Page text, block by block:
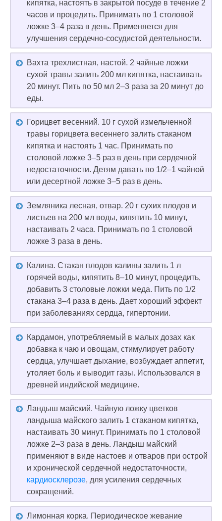
кипятка, настоять в закрытой посуде в течение 2
часов и процедить. Принимать по 1 столовой
ложке 3–4 раза в день. Применяется для
улучшения сердечно-сосудистой деятельности.
Вахта трехлистная, настой. 2 чайные ложки
сухой травы залить 200 мл кипятка, настаивать
20 минут. Пить по 50 мл 2–3 раза за 20 минут до
еды.
Горицвет весенний. 10 г сухой измельченной
травы горицвета весеннего залить стаканом
кипятка и настоять 1 час. Принимать по
столовой ложке 3–5 раз в день при сердечной
недостаточности. Детям давать по 1/2–1 чайной
или десертной ложке 3–5 раз в день.
Земляника лесная, отвар. 20 г сухих плодов и
листьев на 200 мл воды, кипятить 10 минут,
настаивать 2 часа. Принимать по 1 столовой
ложке 3 раза в день.
Калина. Стакан плодов калины залить 1 л
горячей воды, кипятить 8–10 минут, процедить,
добавить 3 столовые ложки меда. Пить по 1/2
стакана 3–4 раза в день. Дает хороший эффект
при заболеваниях сердца, гипертонии.
Кардамон, употребляемый в малых дозах как
добавка к чаю и овощам, стимулирует работу
сердца, улучшает дыхание, возбуждает аппетит,
утоляет боль и выводит газы. Использовался в
древней индийской медицине.
Ландыш майский. Чайную ложку цветков
ландыша майского залить 1 стаканом кипятка,
настаивать 30 минут. Принимать по 1 столовой
ложке 2–3 раза в день. Ландыш майский
применяют в виде настоев и отваров при острой
и хронической сердечной недостаточности,
кардиосклерозе, для усиления сердечных
сокращений.
Лимонная корка. Периодическое жевание